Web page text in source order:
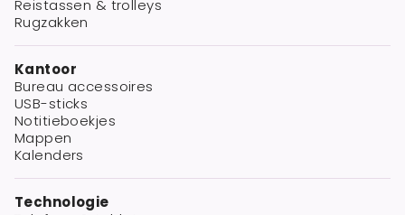
Reistassen & trolleys
Rugzakken
Kantoor
Bureau accessoires
USB-sticks
Notitieboekjes
Mappen
Kalenders
Technologie